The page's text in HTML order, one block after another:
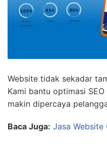
Website tidak sekadar
Kami bantu optimasi
makin dipercaya
Baca Juga: Jasa Website